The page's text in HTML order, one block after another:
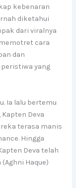
kebenaran
diketahui
dari viralnya
cara
dan
yang
Ia lalu bertemu
Deva
terasa manis
Hingga
Deva telah
Haque)